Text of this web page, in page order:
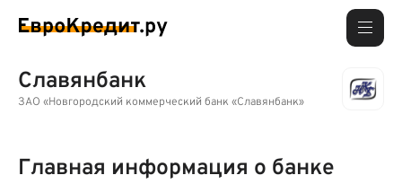
Славянбанк
ЗАО «Новгородский коммерческий банк «Славянбанк»
Главная информация о банке